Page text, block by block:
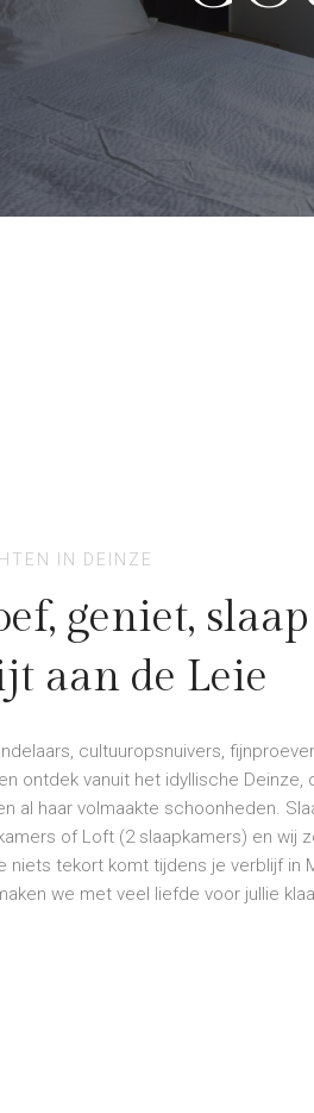
IN DEINZE
geniet,
aan de Leie
cultuuropsnuivers,
ontdek vanuit het idyllische Deinze,
al haar volmaakte schoonheden.
of Loft (2 slaapkamers) en wij
niets tekort komt tijdens je verblijf in
we met veel liefde voor jullie